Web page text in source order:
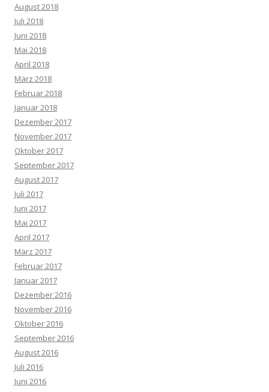
August 2018
Juli 2018
Juni 2018
Mai 2018
April 2018
März 2018
Februar 2018
Januar 2018
Dezember 2017
November 2017
Oktober 2017
September 2017
August 2017
Juli 2017
Juni 2017
Mai 2017
April 2017
März 2017
Februar 2017
Januar 2017
Dezember 2016
November 2016
Oktober 2016
September 2016
August 2016
Juli 2016
Juni 2016